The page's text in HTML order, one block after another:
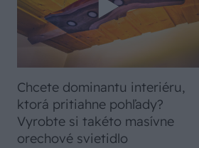
Chcete dominantu interiéru,
ktorá pritiahne pohľady?
Vyrobte si takéto masívne
orechové svietidlo